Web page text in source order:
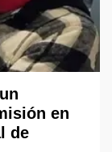
en
de